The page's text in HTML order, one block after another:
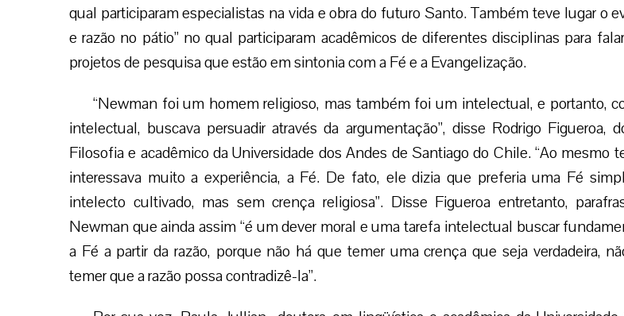
qual participaram especialistas na vida e obra do futuro Santo. Também teve lugar o
e razão no pátio” no qual participaram acadêmicos de diferentes disciplinas para
projetos de pesquisa que estão em sintonia com a Fé e a Evangelização.
“Newman foi um homem religioso, mas também foi um intelectual, e portanto,
intelectual, buscava persuadir através da argumentação”, disse Rodrigo Figueroa,
Filosofia e acadêmico da Universidade dos Andes de Santiago do Chile. “Ao mesmo
interessava muito a experiência, a Fé. De fato, ele dizia que preferia uma Fé
intelecto cultivado, mas sem crença religiosa”. Disse Figueroa entretanto,
Newman que ainda assim “é um dever moral e uma tarefa intelectual buscar
a Fé a partir da razão, porque não há que temer uma crença que seja verdadeira,
temer que a razão possa contradizê-la”.